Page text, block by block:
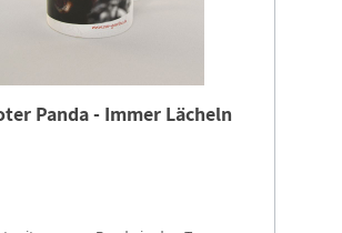
Panda - Immer Lächeln